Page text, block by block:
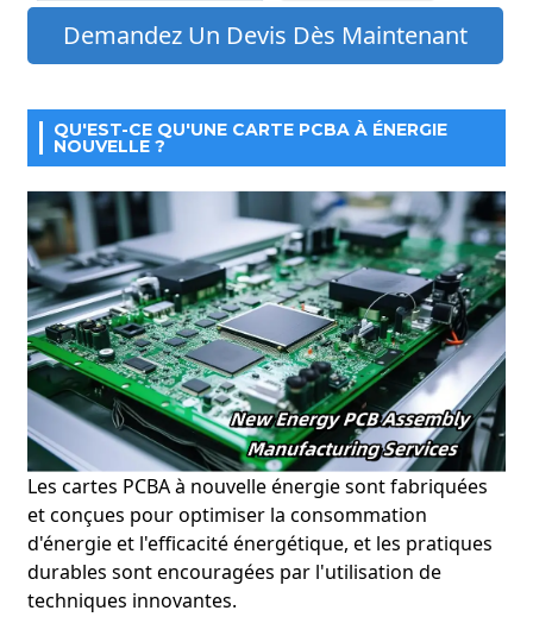
Demandez Un Devis Dès Maintenant
QU'EST-CE QU'UNE CARTE PCBA À ÉNERGIE
NOUVELLE ?
Les cartes PCBA à nouvelle énergie sont fabriquées
et conçues pour optimiser la consommation
d'énergie et l'efficacité énergétique, et les pratiques
durables sont encouragées par l'utilisation de
techniques innovantes.